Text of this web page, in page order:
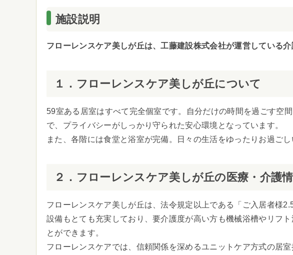
施設説明
フローレンスケア美しが丘は、工藤建設株式会社が運営している介
１．フローレンスケア美しが丘について
59室ある居室はすべて完全個室です。自分だけの時間を過ごす空
で、プライバシーがしっかり守られた安心環境となっています。
また、各階には食堂と浴室が完備。日々の生活をゆったりお過ご
２．フローレンスケア美しが丘の医療・介護
フローレンスケア美しが丘は、法令規定以上である「ご入居者様
設備もとても充実しており、要介護度が高い方も機械浴槽やリフ
とができます。
フローレンスケアでは、信頼関係を深めるユニットケア方式の居